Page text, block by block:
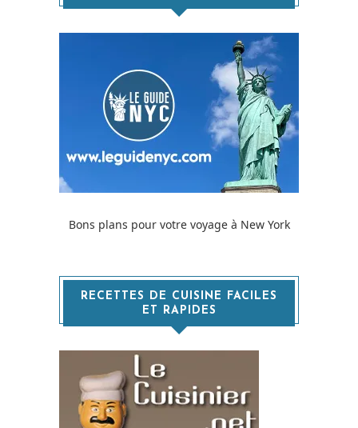
Bons plans pour votre voyage à New York
RECETTES DE CUISINE FACILES
ET RAPIDES